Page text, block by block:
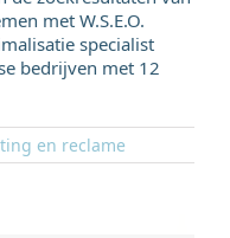
met W.S.E.O.
specialist
bedrijven met 12
en reclame